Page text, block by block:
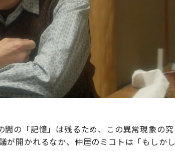
の「記憶」は残るため、この異常現象の究
が開かれるなか、仲居のミコトは「もしかし